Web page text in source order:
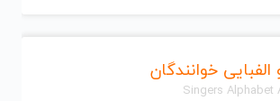
الفبایی خوانندگان
Singers Alphabet